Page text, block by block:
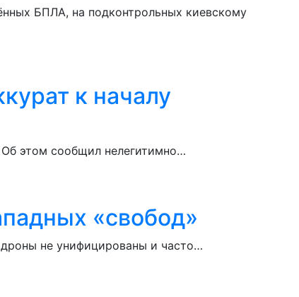
БПЛА, на подконтрольных киевскому
к началу
этом сообщил нелегитимно…
«свобод»
не унифицированы и часто…